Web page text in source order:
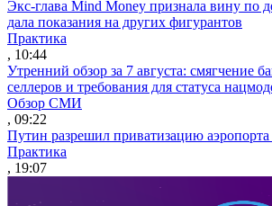
Экс-глава Mind Money признала вину по
дала показания на других фигурантов
Практика
, 10:44
Утренний обзор за 7 августа: смягчение
селлеров и требования для статуса
Обзор СМИ
, 09:22
Путин разрешил приватизацию
Практика
, 19:07